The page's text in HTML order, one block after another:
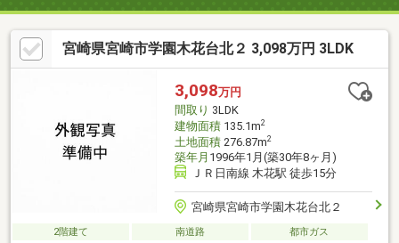
宮崎県宮崎市学園木花台北２ 3,098万円 3LDK
3,098万円
間取り 3LDK
建物面積135.1m2
土地面積276.87m2
築年月 1996年1月(築30年8ヶ月)
ＪＲ日南線 木花駅 徒歩15分
宮崎県宮崎市学園木花台北２
2階建て 南道路 都市ガス